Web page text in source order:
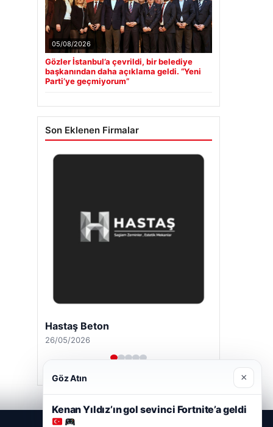
05/08/2026
Gözler İstanbul’a çevrildi, bir belediye
başkanından daha açıklama geldi. “Yeni
Parti’ye geçmiyorum”
Son Eklenen Firmalar
Hastaş Beton
26/05/2026
Göz Atın ×
Kenan Yıldız’ın gol sevinci Fortnite’a geldi